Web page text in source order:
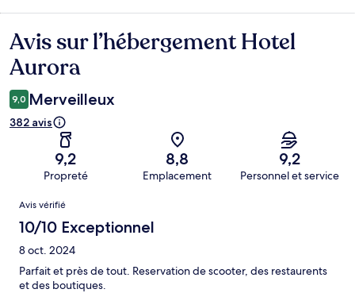
Avis
Avis sur l’hébergement Hotel
Aurora
9,0 Merveilleux
382 avis
9,2
Propreté
8,8
Emplacement
9,2
Personnel et service
Avis
Avis vérifié
10/10 Exceptionnel
8 oct. 2024
Parfait et près de tout. Reservation de scooter, des restaurents
et des boutiques.